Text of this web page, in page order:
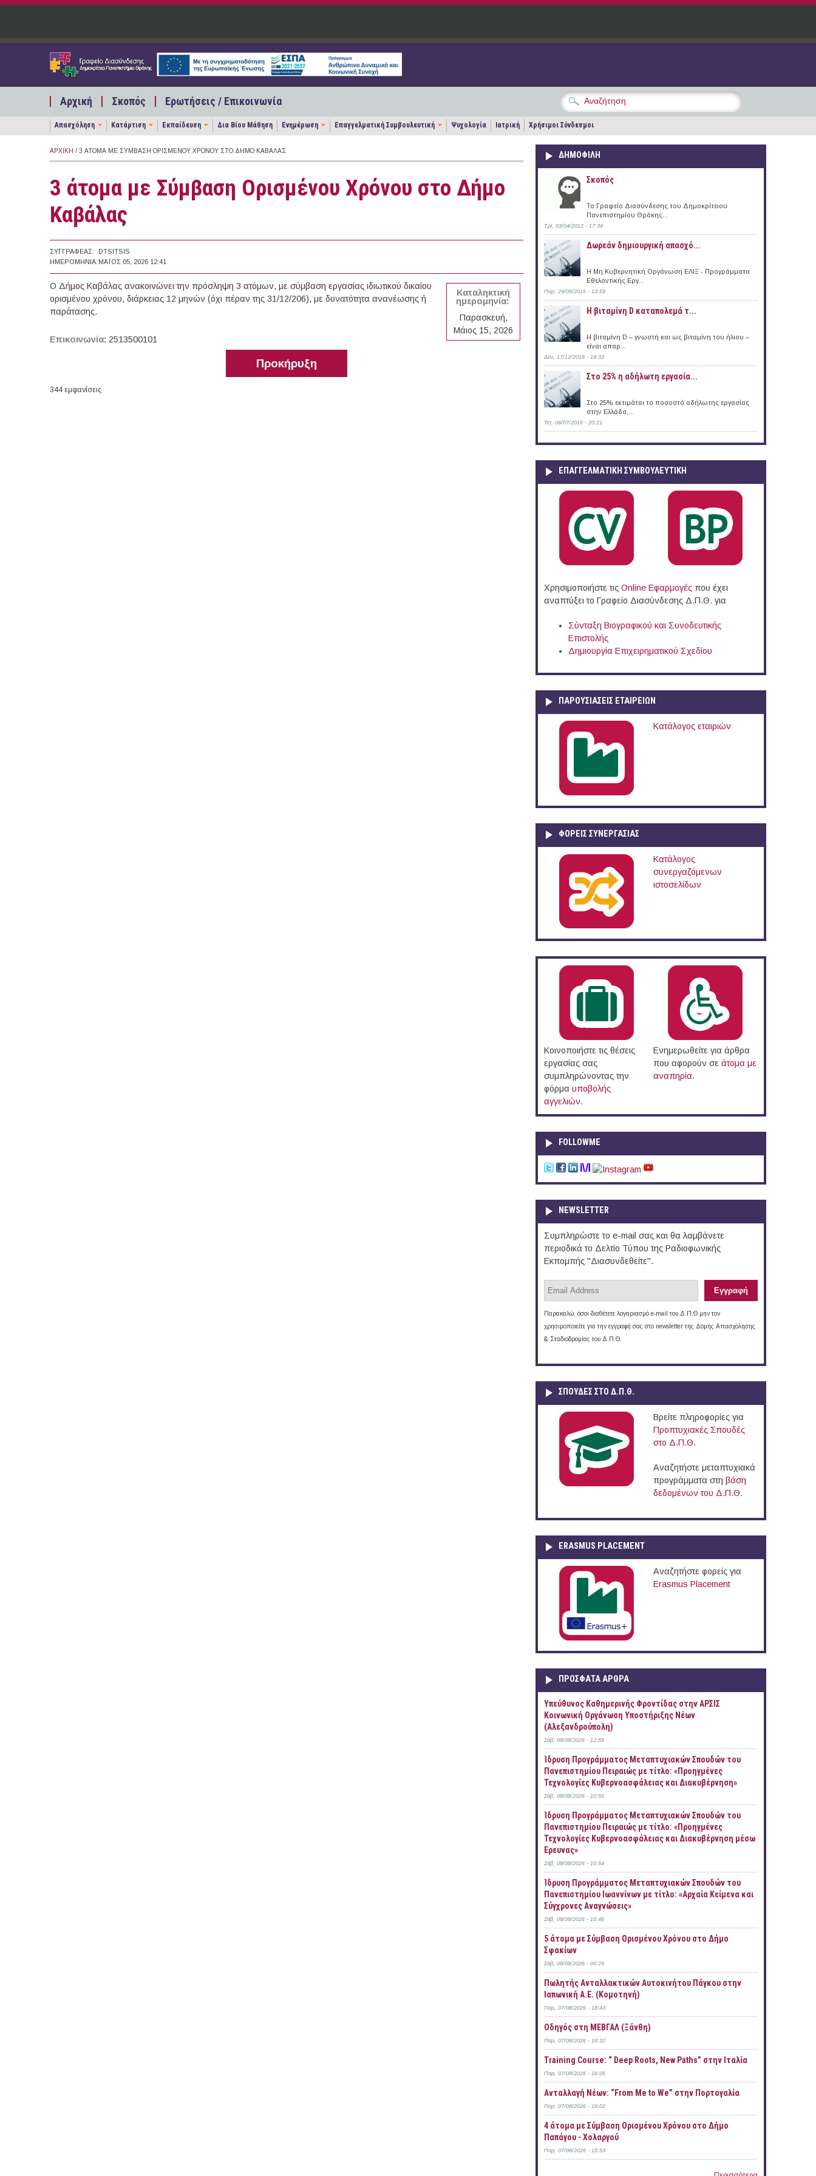
Παράκαμψη προς το κυρίως περιεχόμενο
Αρχική Σκοπός Ερωτήσεις / Επικοινωνία
Απασχόληση Κατάρτιση Εκπαίδευση Δια Βίου Μάθηση Ενημέρωση Επαγγελματική Συμβουλευτική Ψυχολογία Ιατρική Χρήσιμοι Σύνδεσμοι
ΑΡΧΙΚΉ / 3 ΆΤΟΜΑ ΜΕ ΣΎΜΒΑΣΗ ΟΡΙΣΜΈΝΟΥ ΧΡΌΝΟΥ ΣΤΟ ΔΉΜΟ ΚΑΒΆΛΑΣ
3 άτομα με Σύμβαση Ορισμένου Χρόνου στο Δήμο
Καβάλας
ΣΥΓΓΡΑΦΈΑΣ:
DTSITSIS
ΗΜΕΡΟΜΗΝΊΑ: ΜΆΙΟΣ 05, 2026 12:41
Καταληκτική
ημερομηνία:
Παρασκευή,
Μάιος 15, 2026
Ο Δήμος Καβάλας ανακοινώνει την πρόσληψη 3 ατόμων, με σύμβαση εργασίας ιδιωτικού δικαίου
ορισμένου χρόνου, διάρκειας 12 μηνών (όχι πέραν της 31/12/206), με δυνατότητα ανανέωσης ή
παράτασης.
Επικοινωνία: 2513500101
Προκήρυξη
344 εμφανίσεις
ΔΗΜΟΦΙΛΗ
Σκοπός
Το Γραφείο Διασύνδεσης του Δημοκρίτειου
Πανεπιστημίου Θράκης...
Τρί, 03/04/2012 - 17:34
Δωρεάν δημιουργική απασχό...
Η Μη Κυβερνητική Οργάνωση ΕΛΙΞ - Προγράμματα
Εθελοντικής Εργ...
Παρ, 29/05/2015 - 13:59
Η βιταμίνη D καταπολεμά τ...
Η βιταμίνη D – γνωστή και ως βιταμίνη του ήλιου –
είναι απαρ...
Δευ, 17/12/2018 - 14:33
Στο 25% η αδήλωτη εργασία...
Στο 25% εκτιμάται το ποσοστό αδήλωτης εργασίας
στην Ελλάδα,...
Τετ, 06/07/2016 - 20:21
ΕΠΑΓΓΕΛΜΑΤΙΚΉ ΣΥΜΒΟΥΛΕΥΤΙΚΉ
Χρησιμοποιήστε τις Online Eφαρμογές που έχει
αναπτύξει το Γραφείο Διασύνδεσης Δ.Π.Θ. για
Σύνταξη Βιογραφικού και Συνοδευτικής
Επιστολής
Δημιουργία Επιχειρηματικού Σχεδίου
ΠΑΡΟΥΣΙΆΣΕΙΣ ΕΤΑΙΡΕΙΏΝ
Κατάλογος εταιριών
ΦΟΡΕΙΣ ΣΥΝΕΡΓΑΣΙΑΣ
Κατάλογος
συνεργαζόμενων
ιστοσελίδων
Κοινοποιήστε τις θέσεις
εργασίας σας
συμπληρώνοντας την
φόρμα υποβολής
αγγελιών.
Ενημερωθείτε για άρθρα
που αφορούν σε άτομα με
αναπηρία.
FOLLOWME
NEWSLETTER
Συμπληρώστε το e-mail σας και θα λαμβάνετε
περιοδικά το Δελτίο Τύπου της Ραδιοφωνικής
Εκπομπής "Διασυνδεθείτε".
Παρακαλώ, όσοι διαθέτετε λογαριασμό e-mail του Δ.Π.Θ μην τον
χρησιμοποιείτε για την εγγραφή σας στο newsletter της Δομής Απασχόλησης
& Σταδιοδρομίας του Δ.Π.Θ.
ΣΠΟΥΔΈΣ ΣΤΟ Δ.Π.Θ.
Βρείτε πληροφορίες για
Προπτυχιακές Σπουδές
στο Δ.Π.Θ.
Αναζητήστε μεταπτυχιακά
προγράμματα στη βάση
δεδομένων του Δ.Π.Θ.
ERASMUS PLACEMENT
Αναζητήστε φορείς για
Erasmus Placement
ΠΡOΣΦΑΤΑ AΡΘΡΑ
Yπεύθυνος Καθημερινής Φροντίδας στην ΑΡΣΙΣ
Κοινωνική Οργάνωση Υποστήριξης Νέων
(Αλεξανδρούπολη)
Σάβ, 08/08/2026 - 12:59
Ίδρυση Προγράμματος Μεταπτυχιακών Σπουδών του
Πανεπιστημίου Πειραιώς με τίτλο: «Προηγμένες
Τεχνολογίες Κυβερνοασφάλειας και Διακυβέρνηση»
Σάβ, 08/08/2026 - 10:56
Ίδρυση Προγράμματος Μεταπτυχιακών Σπουδών του
Πανεπιστημίου Πειραιώς με τίτλο: «Προηγμένες
Τεχνολογίες Κυβερνοασφάλειας και Διακυβέρνηση μέσω
Έρευνας»
Σάβ, 08/08/2026 - 10:54
Ίδρυση Προγράμματος Μεταπτυχιακών Σπουδών του
Πανεπιστημίου Ιωαννίνων με τίτλο: «Αρχαία Κείμενα και
Σύγχρονες Αναγνώσεις»
Σάβ, 08/08/2026 - 10:46
5 άτομα με Σύμβαση Ορισμένου Χρόνου στο Δήμο
Σφακίων
Σάβ, 08/08/2026 - 00:29
Πωλητής Ανταλλακτικών Αυτοκινήτου Πάγκου στην
Ιαπωνική Α.Ε. (Κομοτηνή)
Παρ, 07/08/2026 - 18:43
Οδηγός στη ΜΕΒΓΑΛ (Ξάνθη)
Παρ, 07/08/2026 - 16:32
Training Course: “ Deep Roots, New Paths” στην Ιταλία
Παρ, 07/08/2026 - 16:05
Ανταλλαγή Νέων: “From Me to We” στην Πορτογαλία
Παρ, 07/08/2026 - 16:02
4 άτομα με Σύμβαση Ορισμένου Χρόνου στο Δήμο
Παπάγου - Χολαργού
Παρ, 07/08/2026 - 15:53